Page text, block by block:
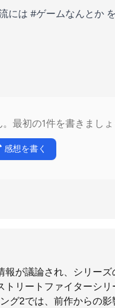
には #ゲームなんとか
最初の1件を書きましょ
感想を書く
が議論され、シリー
リートファイターシ
グ2では、前作からの